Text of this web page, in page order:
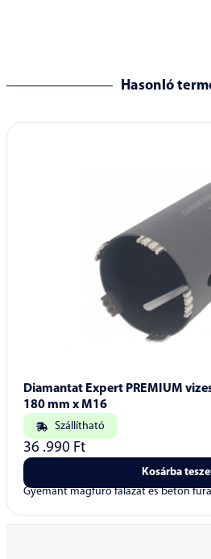
Hasonló
Diamantat Expert PREMIUM
180 mm x M16
Szállítható
36 .990 Ft
Kosárba
Gyémánt magfúró falazat és beton